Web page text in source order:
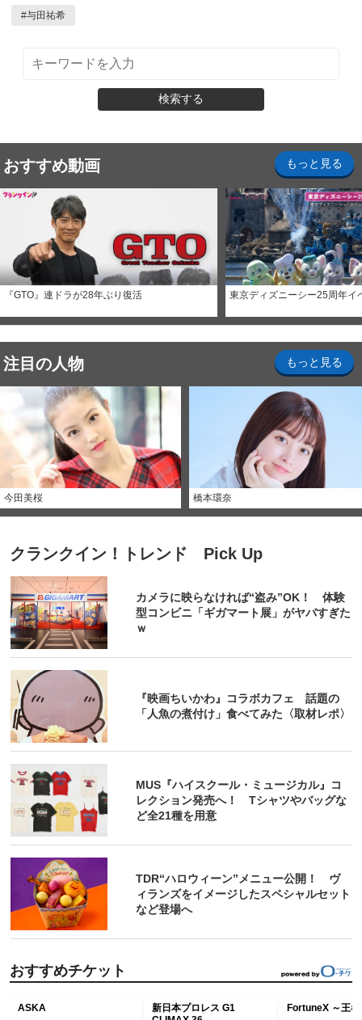
#与田祐希
検索する
おすすめ動画 もっと見る
『GTO』連ドラが28年ぶり復活 東京ディズニーシー25周年イ
注目の人物 もっと見る
今田美桜 橋本環奈
クランクイン！トレンド Pick Up
カメラに映らなければ“盗み”OK！ 体験
型コンビニ「ギガマート展」がヤバすぎた
ｗ
『映画ちいかわ』コラボカフェ 話題の
「人魚の煮付け」食べてみた〈取材レポ〉
MUS『ハイスクール・ミュージカル』コ
レクション発売へ！ Tシャツやバッグな
ど全21種を用意
TDR“ハロウィーン”メニュー公開！ ヴ
ィランズをイメージしたスペシャルセット
など登場へ
おすすめチケット
ASKA
新日本プロレス G1
FortuneX ～王